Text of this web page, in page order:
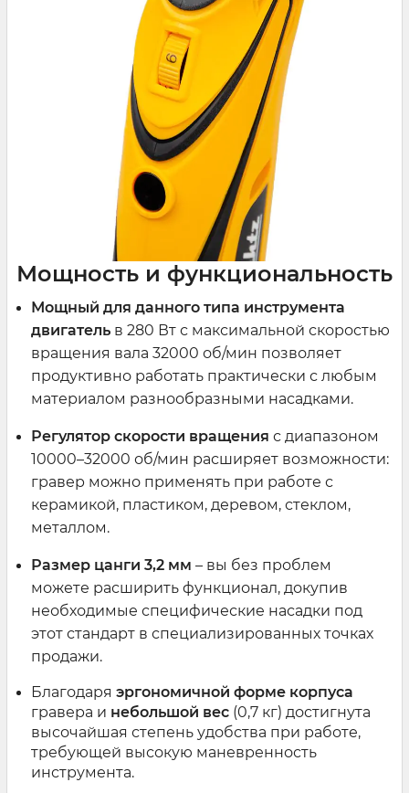
Мощность и функциональность
Мощный для данного типа инструмента
двигатель в 280 Вт с максимальной скоростью
вращения вала 32000 об/мин позволяет
продуктивно работать практически с любым
материалом разнообразными насадками.
Регулятор скорости вращения с диапазоном
10000–32000 об/мин расширяет возможности:
гравер можно применять при работе с
керамикой, пластиком, деревом, стеклом,
металлом.
Размер цанги 3,2 мм – вы без проблем
можете расширить функционал, докупив
необходимые специфические насадки под
этот стандарт в специализированных точках
продажи.
Благодаря эргономичной форме корпуса
гравера и небольшой вес (0,7 кг) достигнута
высочайшая степень удобства при работе,
требующей высокую маневренность
инструмента.